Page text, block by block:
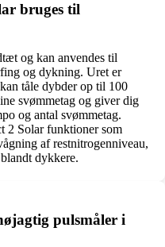
bruges til
og kan anvendes til
og dykning. Uret er
tåle dybder op til 100
svømmetag og giver dig
og antal svømmetag.
2 Solar funktioner som
af restnitrogenniveau,
dykkere.
pulsmåler i